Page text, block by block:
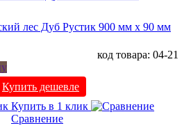
лес Дуб Рустик 900 мм х 90 мм
код товара: 04-21
Купить дешевле
Купить в 1 клик
Сравнение